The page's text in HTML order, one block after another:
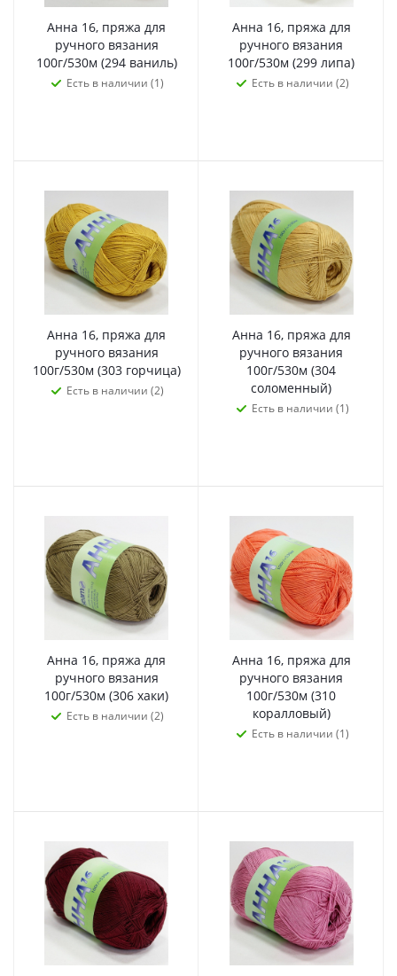
Анна 16, пряжа для
ручного вязания
100г/530м (294 ваниль)
Есть в наличии (1)
Анна 16, пряжа для
ручного вязания
100г/530м (299 липа)
Есть в наличии (2)
Анна 16, пряжа для
ручного вязания
100г/530м (303 горчица)
Есть в наличии (2)
Анна 16, пряжа для
ручного вязания
100г/530м (304
соломенный)
Есть в наличии (1)
Анна 16, пряжа для
ручного вязания
100г/530м (306 хаки)
Есть в наличии (2)
Анна 16, пряжа для
ручного вязания
100г/530м (310
коралловый)
Есть в наличии (1)